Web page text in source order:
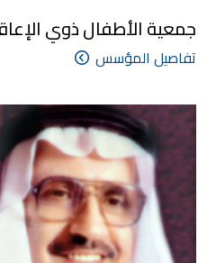
جمعية الأطفال ذوي
تفاصيل المؤسس